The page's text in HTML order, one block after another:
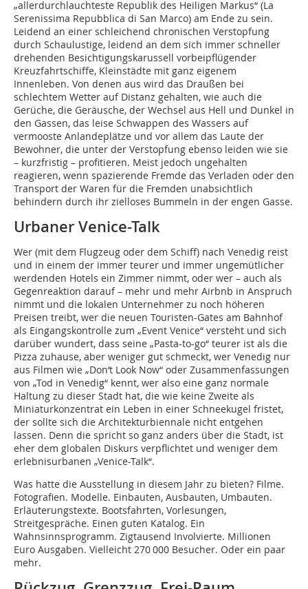
„allerdurchlauchteste Republik des Heiligen Markus“ (La
Serenissima Repubblica di San Marco) am Ende zu sein.
Leidend an einer schleichend chronischen Verstopfung
durch Schaulustige, leidend an dem sich immer schneller
drehenden Besichtigungskarussell vorbeipflügender
Kreuzfahrtschiffe, Kleinstädte mit ganz eigenem
Innenleben. Von denen aus wird das Draußen bei
schlechtem Wetter auf Distanz gehalten, wie auch die
Gerüche, die Geräusche, der Wechsel aus Hell und Dunkel in
den Gassen, das leise Schwappen des Wassers auf
vermooste Anlandeplätze und vor allem das Laute der
Bewohner, die unter der Verstopfung ebenso leiden wie sie
– kurzfristig – profitieren. Meist jedoch ungehalten
reagieren, wenn spazierende Fremde das Verladen oder den
Transport der Waren für die Fremden unabsichtlich
behindern durch ihr zielloses Bummeln in der engen Gasse.
Urbaner Venice-Talk
Wer (mit dem Flugzeug oder dem Schiff) nach Venedig reist
und in einem der immer teurer und immer ungemütlicher
werdenden Hotels ein Zimmer nimmt, oder wer – auch als
Gegenreaktion darauf – mehr und mehr Airbnb in Anspruch
nimmt und die lokalen Unternehmer zu noch höheren
Preisen treibt, wer die neuen Touristen-Gates am Bahnhof
als Eingangskontrolle zum „Event Venice“ versteht und sich
darüber wundert, dass seine „Pasta-to-go“ teurer ist als die
Pizza zuhause, aber weniger gut schmeckt, wer Venedig nur
aus Filmen wie „Don‘t Look Now“ oder Zusammenfassungen
von „Tod in Venedig“ kennt, wer also eine ganz normale
Haltung zu dieser Stadt hat, die wie keine Zweite als
Miniaturkonzentrat ein Leben in einer Schneekugel fristet,
der sollte sich die Architekturbiennale nicht entgehen
lassen. Denn die spricht so ganz anders über die Stadt, ist
eher dem globalen Diskurs verpflichtet und weniger dem
erlebnisurbanen „Venice-Talk“.
Was hatte die Ausstellung in diesem Jahr zu bieten? Filme.
Fotografien. Modelle. Einbauten, Ausbauten, Umbauten.
Erläuterungstexte. Bootsfahrten, Vorlesungen,
Streitgespräche. Einen guten Katalog. Ein
Wahnsinnsprogramm. Zigtausend Involvierte. Millionen
Euro Ausgaben. Vielleicht 270 000 Besucher. Oder ein paar
mehr.